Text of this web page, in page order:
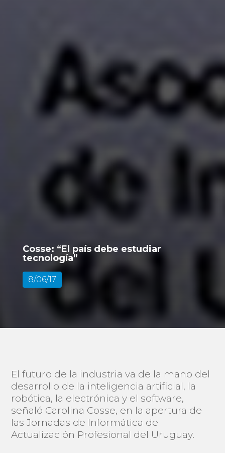
Cosse: “El país debe estudiar
tecnología”
8/06/17
El futuro de la industria va de la mano del
desarrollo de la inteligencia artificial, la
robótica, la electrónica y el software,
señaló Carolina Cosse, en la apertura de
las Jornadas de Informática de
Actualización Profesional del Uruguay.